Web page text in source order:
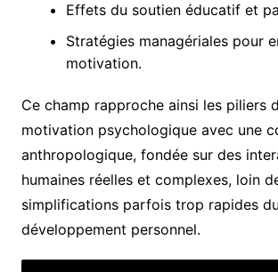
Effets du soutien éducatif et
Stratégies managériales pour
motivation.
Ce champ rapproche ainsi les piliers
motivation psychologique avec une
anthropologique, fondée sur des
humaines réelles et complexes, loin
simplifications parfois trop rapides du
développement personnel.